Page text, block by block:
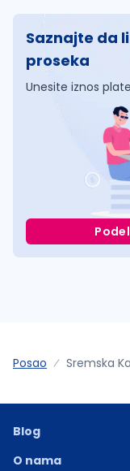
Saznajte da
proseka
Unesite iznos
Posao Sremska
Blog
O nama